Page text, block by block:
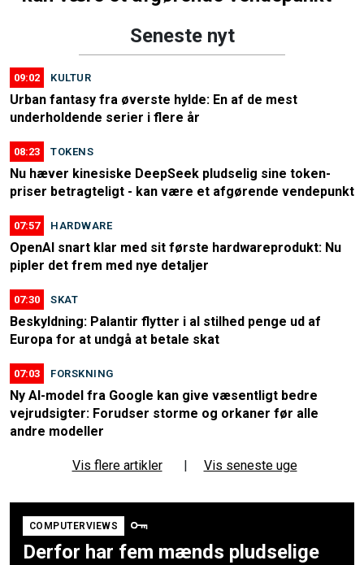
Seneste nyt
09:02 KULTUR
Urban fantasy fra øverste hylde: En af de mest
underholdende serier i flere år
08:23 TOKENS
Nu hæver kinesiske DeepSeek pludselig sine token-
priser betragteligt - kan være et afgørende vendepunkt
07:57 HARDWARE
OpenAI snart klar med sit første hardwareprodukt: Nu
pipler det frem med nye detaljer
07:30 SKAT
Beskyldning: Palantir flytter i al stilhed penge ud af
Europa for at undgå at betale skat
07:03 FORSKNING
Ny AI-model fra Google kan give væsentligt bedre
vejrudsigter: Forudser storme og orkaner før alle
andre modeller
Vis flere artikler | Vis seneste uge
COMPUTERVIEWS
Derfor har fem mænds pludselige